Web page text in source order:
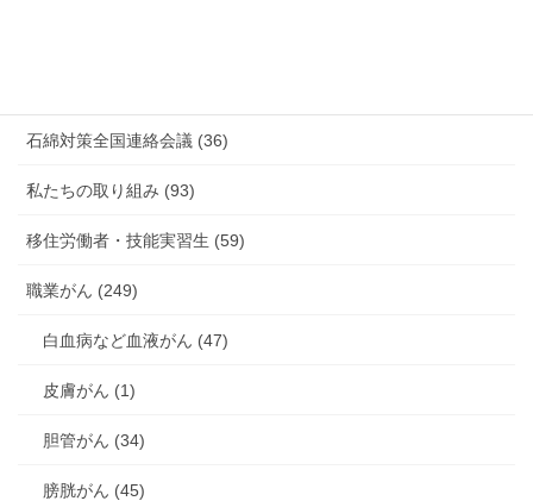
石綿対策全国連絡会議 (36)
私たちの取り組み (93)
移住労働者・技能実習生 (59)
職業がん (249)
白血病など血液がん (47)
皮膚がん (1)
胆管がん (34)
膀胱がん (45)